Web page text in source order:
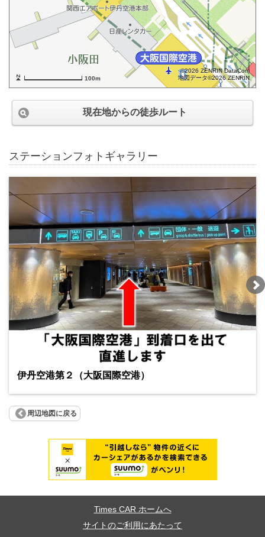
100m
©2026 ZENRIN DataCom
地図データ©2026 ZENRIN
現在地からの徒歩ルート
ステーションフォトギャラリー
伊丹空港第２（大阪国際空港）
周辺地図に戻る
Times CAR ホームへ
サイトのご利用にあたって